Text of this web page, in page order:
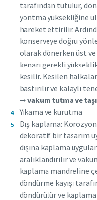
tarafından tutulur,
yontma yüksekliğine
hareket ettirilir.
konserveye doğru
olarak dönerken üst
kenarı gerekli
kesilir. Kesilen
bastırılır ve kalaylı
➡vakum tutma ve
Yıkama ve kurutma
Dış kaplama:
dekoratif bir tasarım
dışına kaplama
aralıklandırılır ve
kaplama mandreline
döndürme kayışı
döndürülür ve
Gönder
Anti-Robot
Gönder
Anti-Robot
Gönder
Anti-Robot
Gönder
Anti-Robot